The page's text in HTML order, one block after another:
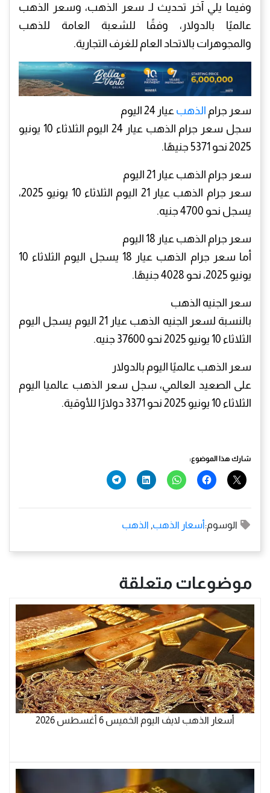
وفيما يلي آخر تحديث لـ سعر الذهب، وسعر الذهب
عالميًا بالدولار، وفقًا للشعبة العامة للذهب
والمجوهرات بالاتحاد العام للغرف التجارية.
سعر جرام الذهب عيار 24 اليوم
سجل سعر جرام الذهب عيار 24 اليوم الثلاثاء 10 يونيو
2025 نحو 5371 جنيهًا.
سعر جرام الذهب عيار 21 اليوم
سعر جرام الذهب عيار 21 اليوم الثلاثاء 10 يونيو 2025،
يسجل نحو 4700 جنيه.
سعر جرام الذهب عيار 18 اليوم
أما سعر جرام الذهب عيار 18 يسجل اليوم الثلاثاء 10
يونيو 2025، نحو 4028 جنيهًا.
سعر الجنيه الذهب
بالنسبة لسعر الجنيه الذهب عيار 21 اليوم يسجل اليوم
الثلاثاء 10 يونيو 2025 نحو 37600 جنيه.
سعر الذهب عالميًا اليوم بالدولار
على الصعيد العالمي، سجل سعر الذهب عالميا اليوم
الثلاثاء 10 يونيو 2025 نحو 3371 دولارًا للأوقية.
شارك هذا الموضوع:
الوسوم: أسعار الذهب, الذهب
موضوعات متعلقة
أسعار الذهب لايف اليوم الخميس 6 أغسطس 2026